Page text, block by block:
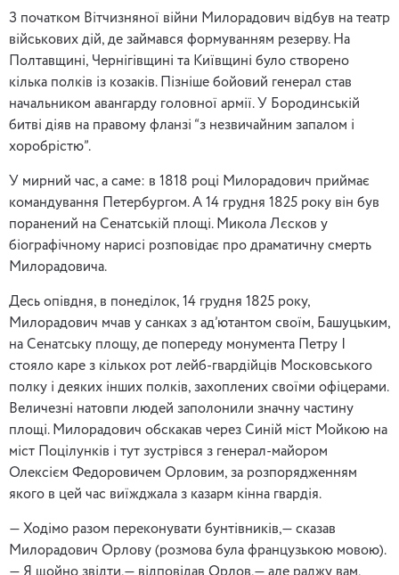
З початком Вітчизняної війни Милорадович відбув на театр
військових дій, де займався формуванням резерву. На
Полтавщині, Чернігівщині та Київщині було створено
кілька полків із козаків. Пізніше бойовий генерал став
начальником авангарду головної армії. У Бородинській
битві діяв на правому фланзі “з незвичайним запалом і
хоробрістю”.
У мирний час, а саме: в 1818 році Милорадович приймає
командування Петербургом. А 14 грудня 1825 року він був
поранений на Сенатській площі. Микола Лєсков у
біографічному нарисі розповідає про драматичну смерть
Милорадовича.
Десь опівдня, в понеділок, 14 грудня 1825 року,
Милорадович мчав у санках з ад’ютантом своїм, Башуцьким,
на Сенатську площу, де попереду монумента Петру I
стояло каре з кількох рот лейб-гвардійців Московського
полку і деяких інших полків, захоплених своїми офіцерами.
Величезні натовпи людей заполонили значну частину
площі. Милорадович обскакав через Синій міст Мойкою на
міст Поцілунків і тут зустрівся з генерал-майором
Олексієм Федоровичем Орловим, за розпорядженням
якого в цей час виїжджала з казарм кінна гвардія.
— Ходімо разом переконувати бунтівників,— сказав
Милорадович Орлову (розмова була французькою мовою).